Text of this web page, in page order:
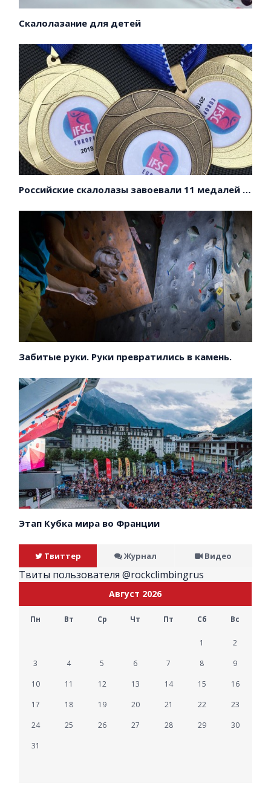
Скалолазание для детей
Российские скалолазы завоевали 11 медалей на первенстве Европы!
Забитые руки. Руки превратились в камень.
Этап Кубка мира во Франции
Твиттер Журнал Видео
Твиты пользователя @rockclimbingrus
Август 2026
Пн Вт Ср Чт Пт Сб Вс
1
2
3
4 5 6 7 8
9
10
11 12 13 14 15
16
17
18 19 20 21 22
23
24
25 26 27 28 29
30
31